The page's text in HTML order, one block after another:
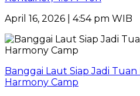
April 16, 2026 | 4:54 pm WIB
Banggai Laut Siap Jadi
Harmony Camp